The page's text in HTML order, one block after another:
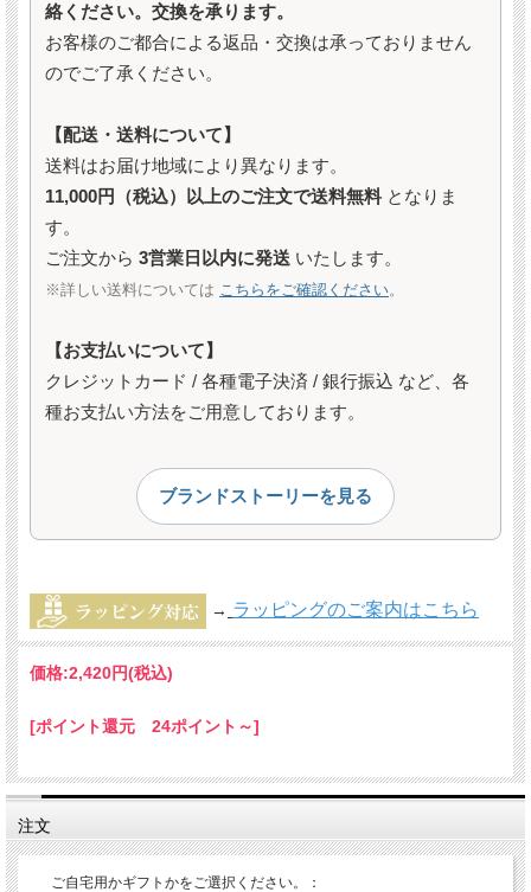
絡ください。交換を承ります。
お客様のご都合による返品・交換は承っておりません
のでご了承ください。
【配送・送料について】
送料はお届け地域により異なります。
11,000円（税込）以上のご注文で送料無料 となりま
す。
ご注文から 3営業日以内に発送 いたします。
※詳しい送料については こちらをご確認ください。
【お支払いについて】
クレジットカード / 各種電子決済 / 銀行振込 など、各
種お支払い方法をご用意しております。
ブランドストーリーを見る
→ ラッピングのご案内はこちら
価格:2,420円(税込)
[ポイント還元 24ポイント～]
注文
ご自宅用かギフトかをご選択ください。：